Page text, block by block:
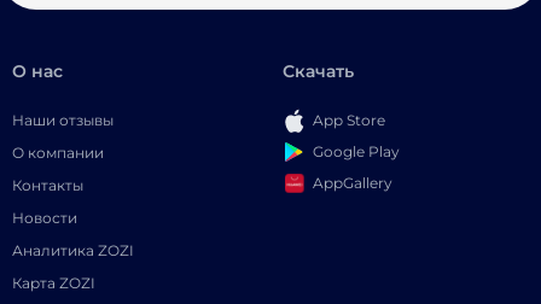
О нас
Наши отзывы
О компании
Контакты
Новости
Аналитика ZOZI
Карта ZOZI
Скачать
App Store
Google Play
AppGallery